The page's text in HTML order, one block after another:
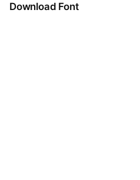
Download Font